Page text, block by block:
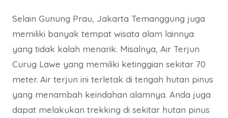
Selain Gunung Prau, Jakarta Temanggung juga
memiliki banyak tempat wisata alam lainnya
yang tidak kalah menarik. Misalnya, Air Terjun
Curug Lawe yang memiliki ketinggian sekitar 70
meter. Air terjun ini terletak di tengah hutan pinus
yang menambah keindahan alamnya. Anda juga
dapat melakukan trekking di sekitar hutan pinus